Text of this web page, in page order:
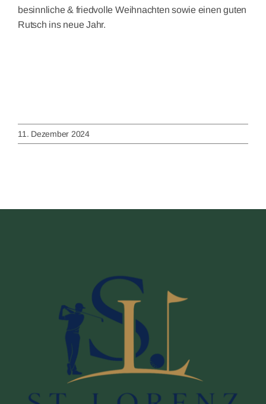
besinnliche & friedvolle Weihnachten sowie einen guten
Rutsch ins neue Jahr.
11. Dezember 2024